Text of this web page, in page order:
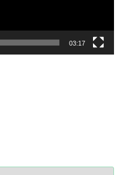
03:17